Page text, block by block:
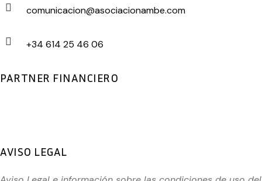
comunicacion@asociacionambe.com
+34 614 25 46 06
PARTNER FINANCIERO
AVISO LEGAL